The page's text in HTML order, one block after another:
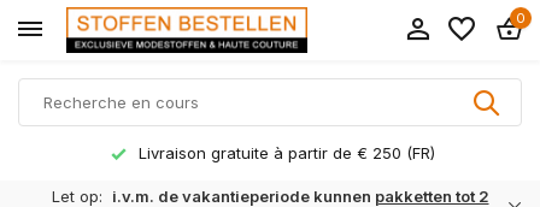
0
Livraison gratuite à partir de € 250 (FR)
Let op: i.v.m. de vakantieperiode kunnen pakketten tot 2